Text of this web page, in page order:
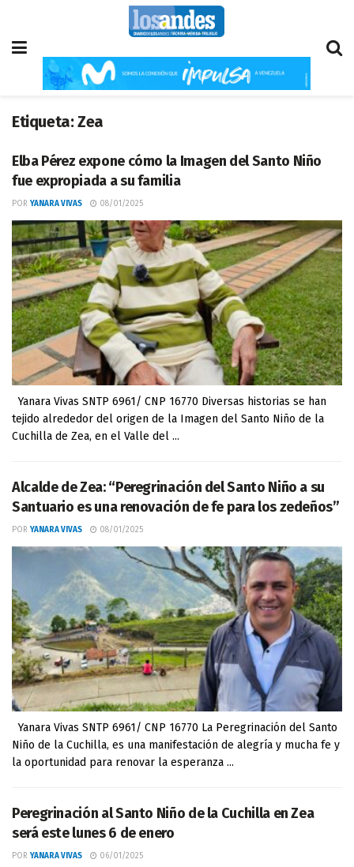
Etiqueta:Zea
Elba Pérez expone cómo la Imagen del Santo Niño
fue expropiada a su familia
POR YANARA VIVAS 08/01/2025
Yanara Vivas SNTP 6961/ CNP 16770 Diversas historias se han
tejido alrededor del origen de la Imagen del Santo Niño de la
Cuchilla de Zea, en el Valle del ...
Alcalde de Zea: “Peregrinación del Santo Niño a su
Santuario es una renovación de fe para los zedeños”
POR YANARA VIVAS 08/01/2025
Yanara Vivas SNTP 6961/ CNP 16770 La Peregrinación del Santo
Niño de la Cuchilla, es una manifestación de alegría y mucha fe y
la oportunidad para renovar la esperanza ...
Peregrinación al Santo Niño de la Cuchilla en Zea
será este lunes 6 de enero
POR YANARA VIVAS 06/01/2025